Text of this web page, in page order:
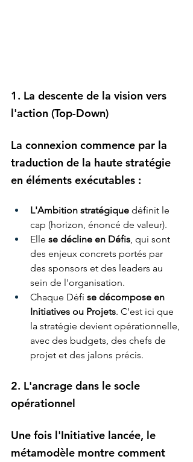
1. La descente de la vision vers
l'action (Top-Down)
La connexion commence par la
traduction de la haute stratégie
en éléments exécutables :
L'Ambition stratégique définit le
cap (horizon, énoncé de valeur).
Elle se décline en Défis, qui sont
des enjeux concrets portés par
des sponsors et des leaders au
sein de l'organisation.
Chaque Défi se décompose en
Initiatives ou Projets. C'est ici que
la stratégie devient opérationnelle,
avec des budgets, des chefs de
projet et des jalons précis.
2. L'ancrage dans le socle
opérationnel
Une fois l'Initiative lancée, le
métamodèle montre comment